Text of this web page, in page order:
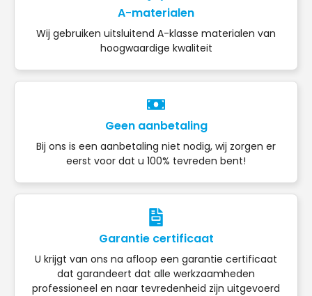
A-materialen
Wij gebruiken uitsluitend A-klasse materialen van
hoogwaardige kwaliteit
Geen aanbetaling
Bij ons is een aanbetaling niet nodig, wij zorgen er
eerst voor dat u 100% tevreden bent!
Garantie certificaat
U krijgt van ons na afloop een garantie certificaat
dat garandeert dat alle werkzaamheden
professioneel en naar tevredenheid zijn uitgevoerd